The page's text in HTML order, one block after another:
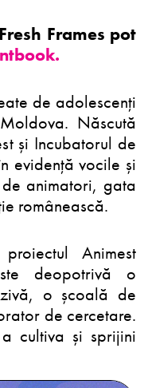
Frames pot
de adolescenți
Născută
și Incubatorul de
evidență vocile și
animatori, gata
românească.
Animest
deopotrivă o
o școală de
de cercetare.
cultiva și sprijini